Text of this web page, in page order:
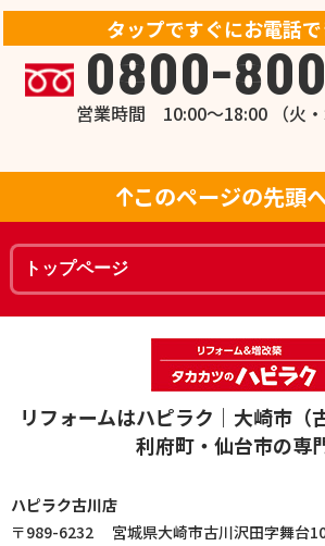
タップですぐにお電話
0800-
営業時間 10:00～18:00 （火・
このページの先頭
リフォームはハピラク｜大崎市（
利府町・仙台市の専
ハピラク古川店
〒989-6232 宮城県大崎市古川沢田字舞台